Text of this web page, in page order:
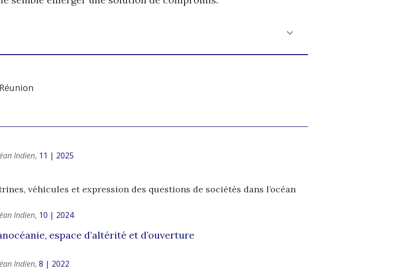
Indien, 11 | 2025
véhicules et expression des questions de sociétés dans l’océan
Indien, 10 | 2024
espace d’altérité et d’ouverture
Indien, 8 | 2022